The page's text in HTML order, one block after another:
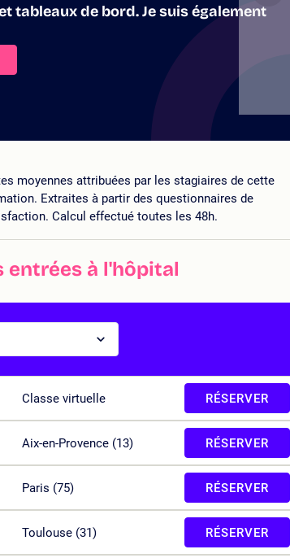
tableaux de bord. Je suis également
moyennes attribuées par les stagiaires de cette
Extraites à partir des questionnaires de
Calcul effectué toutes les 48h.
entrées à l'hôpital
Classe virtuelle RÉSERVER
Aix-en-Provence (13) RÉSERVER
Paris (75) RÉSERVER
Toulouse (31) RÉSERVER